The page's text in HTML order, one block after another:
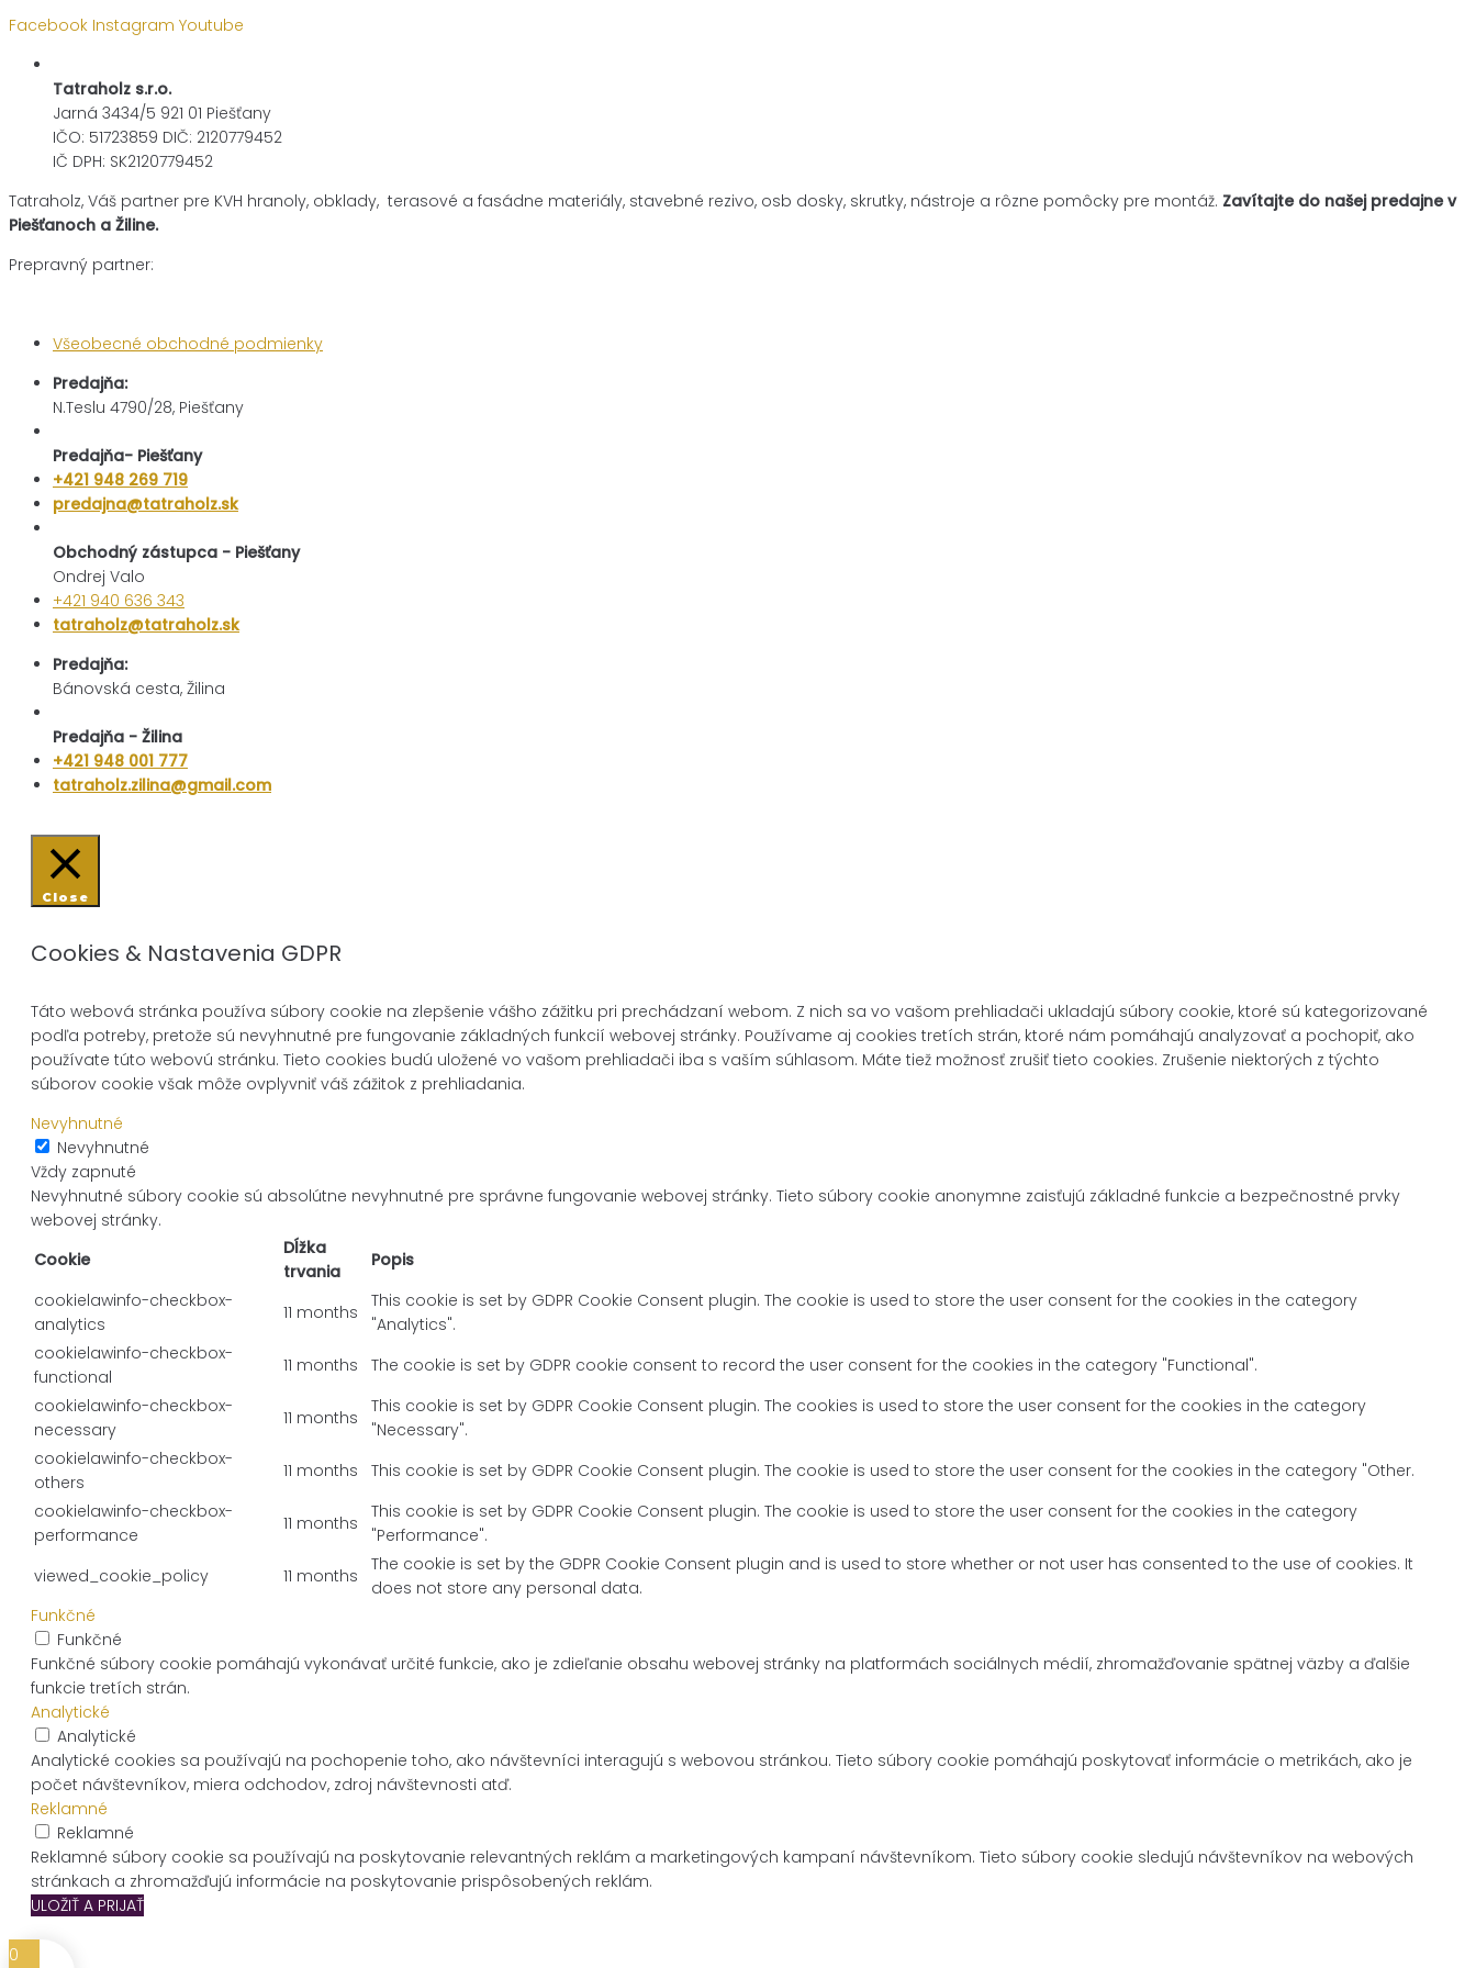
Facebook Instagram Youtube
Tatraholz s.r.o.
Jarná 3434/5 921 01 Piešťany
IČO: 51723859 DIČ: 2120779452
IČ DPH: SK2120779452
Tatraholz, Váš partner pre KVH hranoly, obklady, terasové a fasádne materiály, stavebné rezivo, osb dosky, skrutky, nástroje a rôzne pomôcky pre montáž. Zavítajte do našej predajne v
Piešťanoch a Žiline.
Prepravný partner:
Všeobecné obchodné podmienky
Predajňa:
N.Teslu 4790/28, Piešťany
Predajňa- Piešťany
+421 948 269 719
predajna@tatraholz.sk
Obchodný zástupca - Piešťany
Ondrej Valo
+421 940 636 343
tatraholz@tatraholz.sk
Predajňa:
Bánovská cesta, Žilina
Predajňa - Žilina
+421 948 001 777
tatraholz.zilina@gmail.com
Close
Cookies & Nastavenia GDPR
Táto webová stránka používa súbory cookie na zlepšenie vášho zážitku pri prechádzaní webom. Z nich sa vo vašom prehliadači ukladajú súbory cookie, ktoré sú kategorizované
podľa potreby, pretože sú nevyhnutné pre fungovanie základných funkcií webovej stránky. Používame aj cookies tretích strán, ktoré nám pomáhajú analyzovať a pochopiť, ako
používate túto webovú stránku. Tieto cookies budú uložené vo vašom prehliadači iba s vaším súhlasom. Máte tiež možnosť zrušiť tieto cookies. Zrušenie niektorých z týchto
súborov cookie však môže ovplyvniť váš zážitok z prehliadania.
Nevyhnutné
Nevyhnutné
Vždy zapnuté
Nevyhnutné súbory cookie sú absolútne nevyhnutné pre správne fungovanie webovej stránky. Tieto súbory cookie anonymne zaisťujú základné funkcie a bezpečnostné prvky
webovej stránky.
Cookie
Dĺžka
trvania
Popis
cookielawinfo-checkbox-
analytics
11 months
This cookie is set by GDPR Cookie Consent plugin. The cookie is used to store the user consent for the cookies in the category
"Analytics".
cookielawinfo-checkbox-
functional
11 months
The cookie is set by GDPR cookie consent to record the user consent for the cookies in the category "Functional".
cookielawinfo-checkbox-
necessary
11 months
This cookie is set by GDPR Cookie Consent plugin. The cookies is used to store the user consent for the cookies in the category
"Necessary".
cookielawinfo-checkbox-
others
11 months
This cookie is set by GDPR Cookie Consent plugin. The cookie is used to store the user consent for the cookies in the category "Other.
cookielawinfo-checkbox-
performance
11 months
This cookie is set by GDPR Cookie Consent plugin. The cookie is used to store the user consent for the cookies in the category
"Performance".
viewed_cookie_policy
11 months
The cookie is set by the GDPR Cookie Consent plugin and is used to store whether or not user has consented to the use of cookies. It
does not store any personal data.
Funkčné
Funkčné
Funkčné súbory cookie pomáhajú vykonávať určité funkcie, ako je zdieľanie obsahu webovej stránky na platformách sociálnych médií, zhromažďovanie spätnej väzby a ďalšie
funkcie tretích strán.
Analytické
Analytické
Analytické cookies sa používajú na pochopenie toho, ako návštevníci interagujú s webovou stránkou. Tieto súbory cookie pomáhajú poskytovať informácie o metrikách, ako je
počet návštevníkov, miera odchodov, zdroj návštevnosti atď.
Reklamné
Reklamné
Reklamné súbory cookie sa používajú na poskytovanie relevantných reklám a marketingových kampaní návštevníkom. Tieto súbory cookie sledujú návštevníkov na webových
stránkach a zhromažďujú informácie na poskytovanie prispôsobených reklám.
ULOŽIŤ A PRIJAŤ
0